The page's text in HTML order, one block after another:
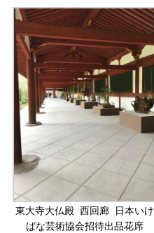
東大寺大仏殿 西回廊 日本いけ
ばな芸術協会招待出品花席